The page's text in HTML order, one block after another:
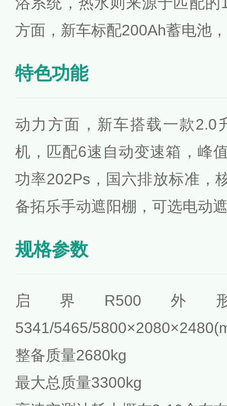
方面，新车标配200Ah蓄电池
特色功能
动力方面，新车搭载一款2.0
机，匹配6速自动变速箱，峰
功率202Ps，国六排放标准，
备拓乐手动遮阳棚，可选电动
规格参数
启界R500外
5341/5465/
整备质量2680kg
最大总质量3300kg